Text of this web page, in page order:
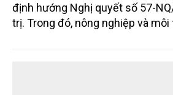
định hướng Nghị quyết số 57-
trị. Trong đó, nông nghiệp và
sắc bởi các tiến bộ công nghệ